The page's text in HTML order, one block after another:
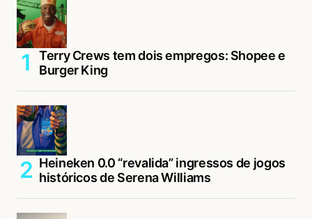
Terry Crews tem dois empregos: Shopee e
Burger King
Heineken 0.0 “revalida” ingressos de jogos
históricos de Serena Williams